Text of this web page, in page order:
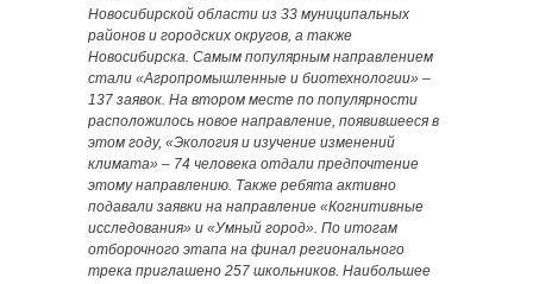
Новосибирской области из 33 муниципальных
районов и городских округов, а также
Новосибирска. Самым популярным направлением
стали «Агропромышленные и биотехнологии» –
137 заявок. На втором месте по популярности
расположилось новое направление, появившееся в
этом году, «Экология и изучение изменений
климата» – 74 человека отдали предпочтение
этому направлению. Также ребята активно
подавали заявки на направление «Когнитивные
исследования» и «Умный город». По итогам
отборочного этапа на финал регионального
трека приглашено 257 школьников. Наибольшее